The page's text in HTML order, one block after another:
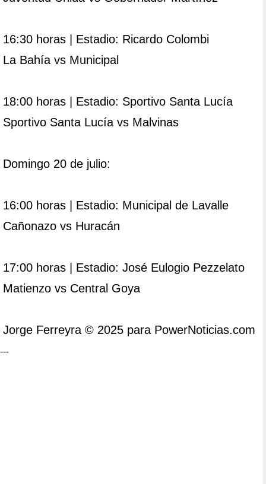
16:30 horas | Estadio: Ricardo Colombi
La Bahía vs Municipal
18:00 horas | Estadio: Sportivo Santa Lucía
Sportivo Santa Lucía vs Malvinas
Domingo 20 de julio:
16:00 horas | Estadio: Municipal de Lavalle
Cañonazo vs Huracán
17:00 horas | Estadio: José Eulogio Pezzelato
Matienzo vs Central Goya
Jorge Ferreyra © 2025 para PowerNoticias.com
---